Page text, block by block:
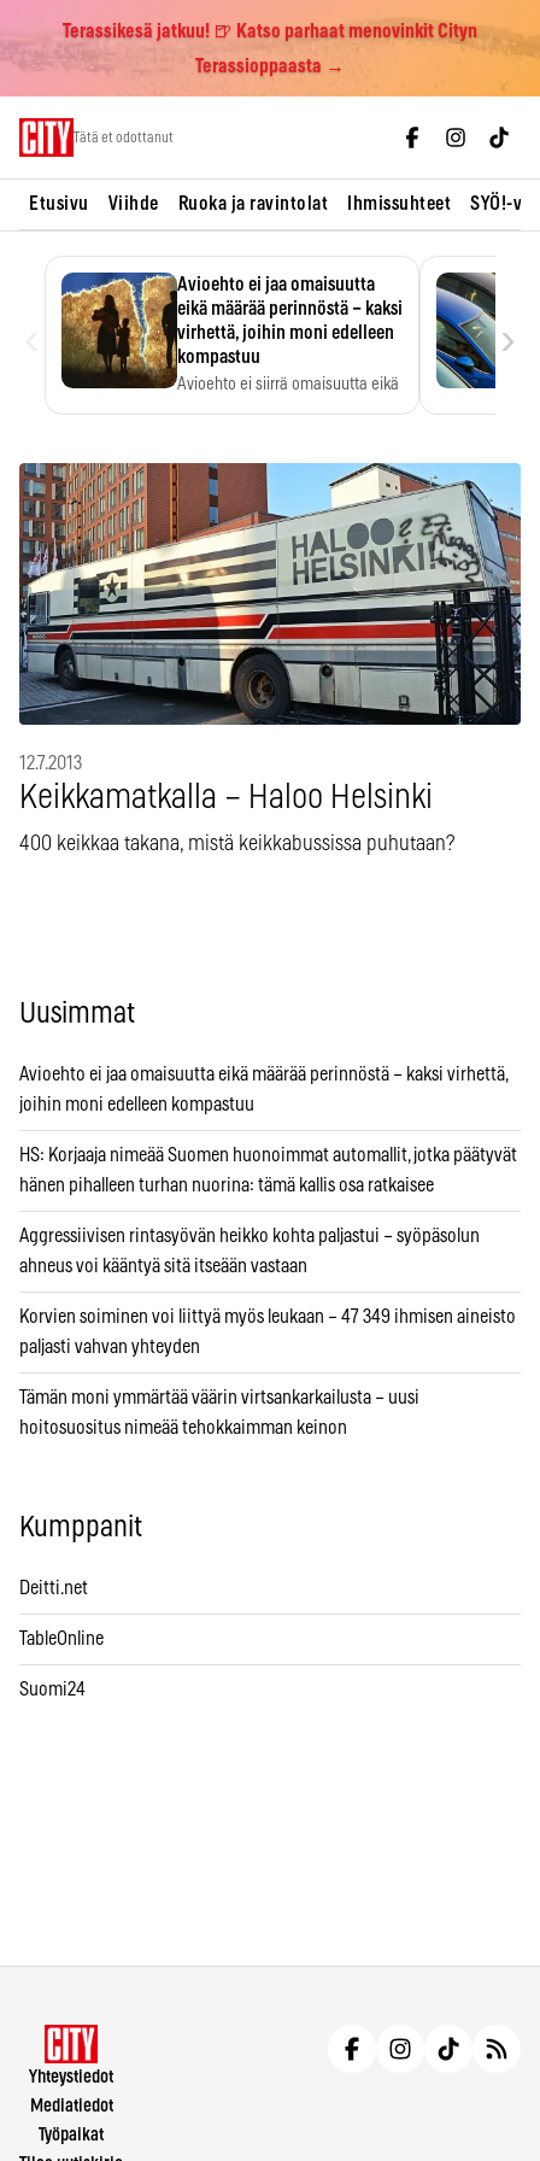
Terassikesä jatkuu! 🍺 Katso parhaat menovinkit Cityn
Terassioppaasta →
Tätä et odottanut
Etusivu Viihde Ruoka ja ravintolat Ihmissuhteet SYÖ!-
Avioehto ei jaa omaisuutta
eikä määrää perinnöstä – kaksi
virhettä, joihin moni edelleen
kompastuu
Avioehto ei siirrä omaisuutta eikä
›
12.7.2013
Keikkamatkalla – Haloo Helsinki
400 keikkaa takana, mistä keikkabussissa puhutaan?
Uusimmat
Avioehto ei jaa omaisuutta eikä määrää perinnöstä – kaksi virhettä,
joihin moni edelleen kompastuu
HS: Korjaaja nimeää Suomen huonoimmat automallit, jotka päätyvät
hänen pihalleen turhan nuorina: tämä kallis osa ratkaisee
Aggressiivisen rintasyövän heikko kohta paljastui – syöpäsolun
ahneus voi kääntyä sitä itseään vastaan
Korvien soiminen voi liittyä myös leukaan – 47 349 ihmisen aineisto
paljasti vahvan yhteyden
Tämän moni ymmärtää väärin virtsankarkailusta – uusi
hoitosuositus nimeää tehokkaimman keinon
Kumppanit
Deitti.net
TableOnline
Suomi24
Yhteystiedot
Mediatiedot
Työpaikat